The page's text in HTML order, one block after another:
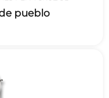
pueblo